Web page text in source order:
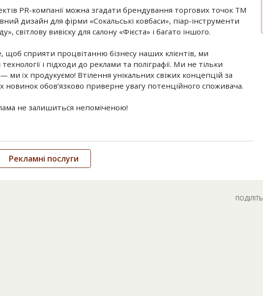
PR-компанії можна згадати брендування торгових точок ТМ
дизайн для фірми «Сокальські ковбаси», піар-інструменти
світлову вивіску для салону «Фієста» і багато іншого.
щоб сприяти процвітанню бізнесу наших клієнтів, ми
і підходи до реклами та поліграфії. Ми не тільки
ми їх продукуємо! Втілення унікальних свіжих концепцій за
новинок обов’язково приверне увагу потенційного споживача.
не залишиться непоміченою!
Рекламні послуги